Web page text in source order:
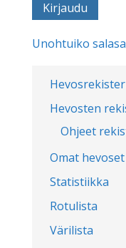
Hevosten
Ohjeet
Omat hevoset
Statistiikka
Rotulista
Värilista
Unohtuiko